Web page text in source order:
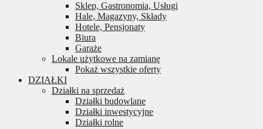
Sklep, Gastronomia, Usługi
Hale, Magazyny, Składy
Hotele, Pensjonaty
Biura
Garaże
Lokale użytkowe na zamianę
Pokaż wszystkie oferty
DZIAŁKI
Działki na sprzedaż
Działki budowlane
Działki inwestycyjne
Działki rolne